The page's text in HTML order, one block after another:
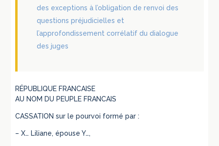
des exceptions à l’obligation de renvoi des
questions préjudicielles et
l’approfondissement corrélatif du dialogue
des juges
RÉPUBLIQUE FRANCAISE
AU NOM DU PEUPLE FRANCAIS
CASSATION sur le pourvoi formé par :
– X… Liliane, épouse Y…,